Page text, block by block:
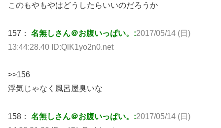
このもやもやはどうしたらいいのだろうか
157： 名無しさん＠お腹いっぱい。:2017/05/14 (日)
13:44:28.40 ID:QlK1yo2n0.net
>>156
浮気じゃなく風呂屋臭いな
158： 名無しさん＠お腹いっぱい。:2017/05/14 (日)